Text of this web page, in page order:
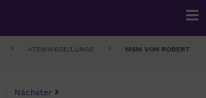
ATEMWEGE/LUNGE
MSM VON ROBERT
Nächster